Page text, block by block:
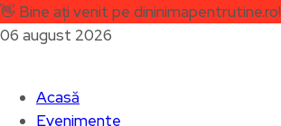
👋 Bine ați venit pe dininimapentrutine.ro!
06 august 2026
Acasă
Evenimente